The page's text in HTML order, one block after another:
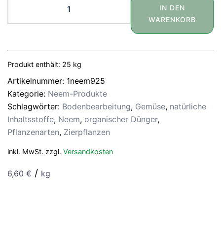
Vital
25kg
IN DEN
WARENKORB
Produkt enthält: 25 kg
Artikelnummer: 1neem925
Kategorie: Neem-Produkte
Schlagwörter: Bodenbearbeitung, Gemüse, natürliche
Inhaltsstoffe, Neem, organischer Dünger,
Pflanzenarten, Zierpflanzen
inkl. MwSt. zzgl. Versandkosten
6,60 € / kg